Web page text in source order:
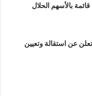
بالأسهم الحلال
عن استقالة وتعيين